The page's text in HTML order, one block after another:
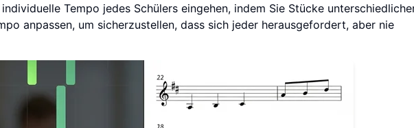
Tempo jedes Schülers eingehen, indem Sie Stücke
anpassen, um sicherzustellen, dass sich jeder herausgefordert, aber nie